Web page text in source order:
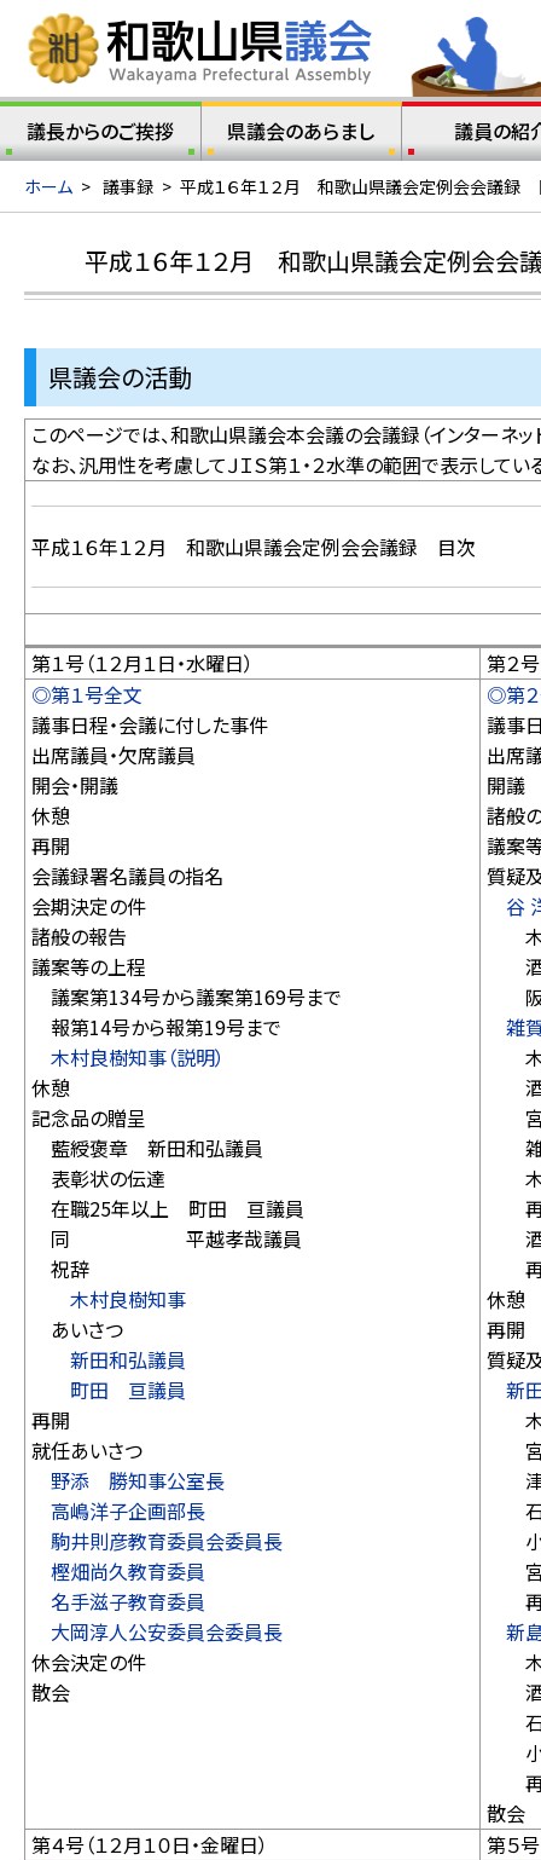
議長からのご挨拶 県議会のあらまし 議員の紹
ホーム > 議事録 > 平成１６年１２月 和歌山県議会定例会会議録
平成１６年１２月 和歌山県議会定例会
県議会の活動
このページでは、和歌山県議会本会議の会議録（インターネ
なお、汎用性を考慮してＪＩＳ第１・２水準の範囲で表示して
平成１６年１２月 和歌山県議会定例会会議録 目次
第１号（１２月１日・水曜日）
第２号
◎第１号全文
議事日程・会議に付した事件
出席議員・欠席議員
開会・開議
休憩
再開
会議録署名議員の指名
会期決定の件
諸般の報告
議案等の上程
議案第134号から議案第169号まで
報第14号から報第19号まで
木村良樹知事（説明）
休憩
記念品の贈呈
藍綬褒章 新田和弘議員
表彰状の伝達
在職25年以上 町田 亘議員
同 平越孝哉議員
祝辞
木村良樹知事
あいさつ
新田和弘議員
町田 亘議員
再開
就任あいさつ
野添 勝知事公室長
高嶋洋子企画部長
駒井則彦教育委員会委員長
樫畑尚久教育委員
名手滋子教育委員
大岡淳人公安委員会委員長
休会決定の件
散会
◎第
議事
出席
開議
諸般
議案
質疑
谷
木
酒
阪
雑
木
酒
宮
雑
木
再
酒
再
休憩
再開
質疑
新
木
宮
津
石
小
宮
再
新
木
酒
石
小
再
散会
第４号（１２月１０日・金曜日）
第５号